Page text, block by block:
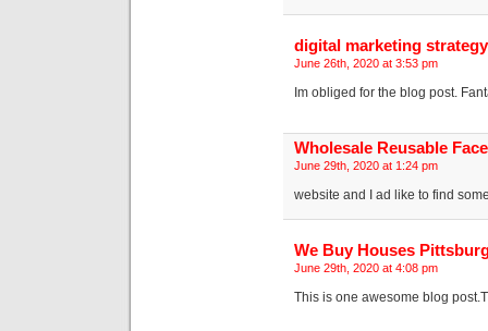
digital marketing strategy
June 26th, 2020 at 3:53 pm
Im obliged for the blog post.
Wholesale Reusable
June 29th, 2020 at 1:24 pm
website and I ad like to find
We Buy Houses
June 29th, 2020 at 4:08 pm
This is one awesome blog